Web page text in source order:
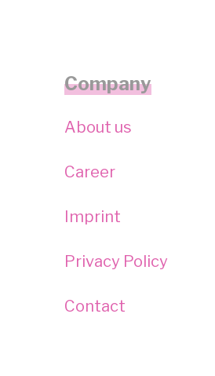
Company
About us
Career
Imprint
Privacy Policy
Contact